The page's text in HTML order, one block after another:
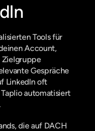
Tools für
Account,
Zielgruppe
Gespräche
LinkedIn oft
automatisiert
die auf DACH